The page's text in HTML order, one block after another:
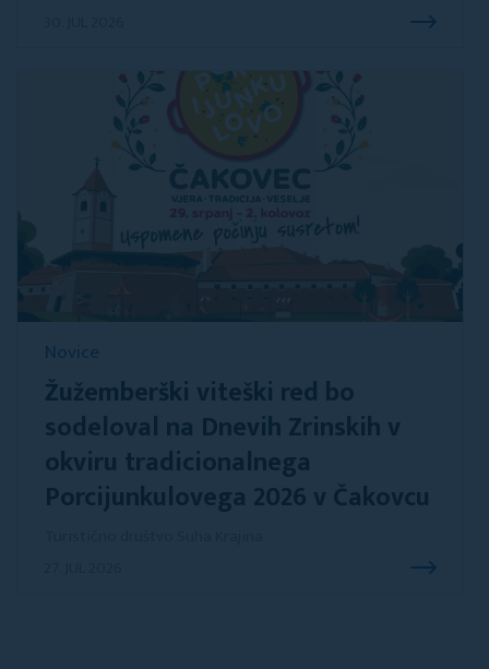
Novice
Žužemberški viteški red bo
sodeloval na Dnevih Zrinskih v
okviru tradicionalnega
Porcijunkulovega 2026 v Čakovcu